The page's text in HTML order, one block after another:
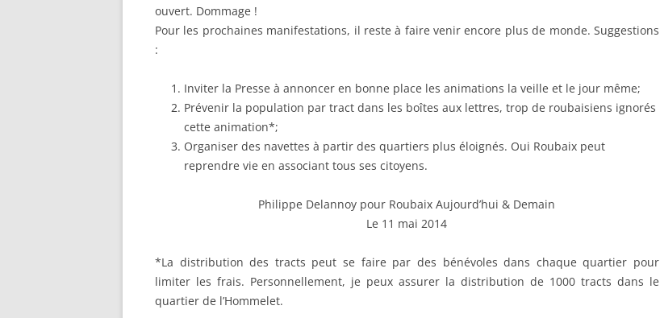
ouvert. Dommage !
Pour les prochaines manifestations, il reste à faire venir encore plus de monde. Suggestions
:
Inviter la Presse à annoncer en bonne place les animations la veille et le jour même;
Prévenir la population par tract dans les boîtes aux lettres, trop de roubaisiens ignorés
cette animation*;
Organiser des navettes à partir des quartiers plus éloignés. Oui Roubaix peut
reprendre vie en associant tous ses citoyens.
Philippe Delannoy pour Roubaix Aujourd’hui & Demain
Le 11 mai 2014
*La distribution des tracts peut se faire par des bénévoles dans chaque quartier pour
limiter les frais. Personnellement, je peux assurer la distribution de 1000 tracts dans le
quartier de l’Hommelet.